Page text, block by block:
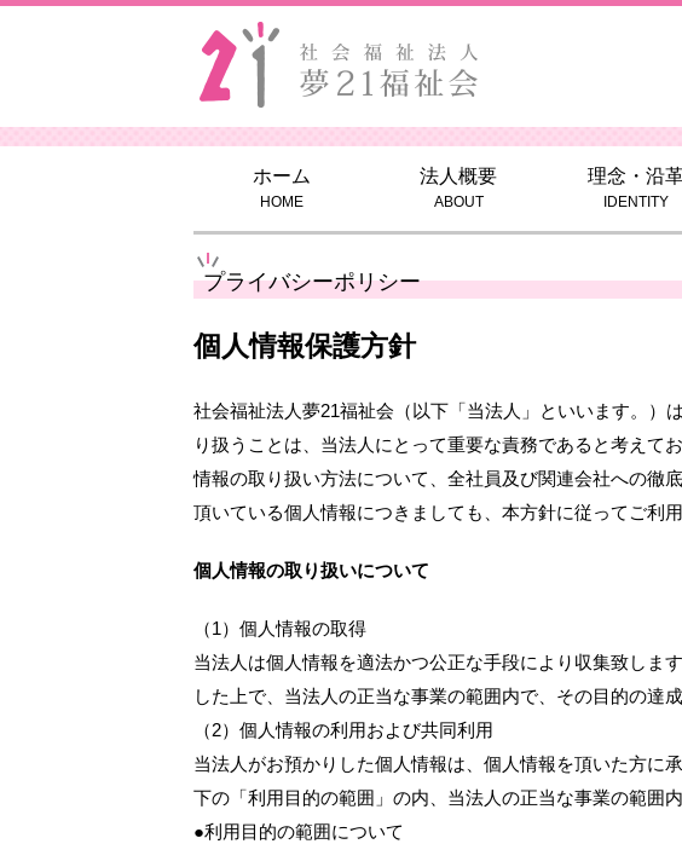
ホーム
HOME
法人概要
ABOUT
理念・沿
IDENTITY
プライバシーポリシー
個人情報保護方針
社会福祉法人夢21福祉会（以下「当法人」といいます。）
り扱うことは、当法人にとって重要な責務であると考えて
情報の取り扱い方法について、全社員及び関連会社への徹
頂いている個人情報につきましても、本方針に従ってご利
個人情報の取り扱いについて
（1）個人情報の取得
当法人は個人情報を適法かつ公正な手段により収集致しま
した上で、当法人の正当な事業の範囲内で、その目的の達
（2）個人情報の利用および共同利用
当法人がお預かりした個人情報は、個人情報を頂いた方に
下の「利用目的の範囲」の内、当法人の正当な事業の範囲
●利用目的の範囲について